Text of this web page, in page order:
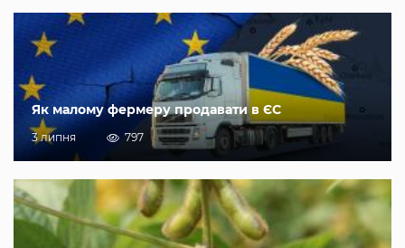
Як малому фермеру продавати в ЄС
3 липня 797